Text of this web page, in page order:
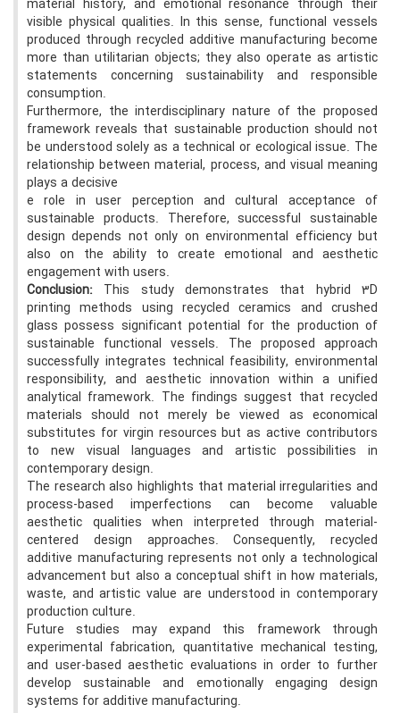
material history, and emotional resonance through their
visible physical qualities. In this sense, functional vessels
produced through recycled additive manufacturing become
more than utilitarian objects; they also operate as artistic
statements concerning sustainability and responsible
consumption.
Furthermore, the interdisciplinary nature of the proposed
framework reveals that sustainable production should not
be understood solely as a technical or ecological issue. The
relationship between material, process, and visual meaning
plays a decisive
e role in user perception and cultural acceptance of
sustainable products. Therefore, successful sustainable
design depends not only on environmental efficiency but
also on the ability to create emotional and aesthetic
engagement with users.
Conclusion: This study demonstrates that hybrid 3D
printing methods using recycled ceramics and crushed
glass possess significant potential for the production of
sustainable functional vessels. The proposed approach
successfully integrates technical feasibility, environmental
responsibility, and aesthetic innovation within a unified
analytical framework. The findings suggest that recycled
materials should not merely be viewed as economical
substitutes for virgin resources but as active contributors
to new visual languages and artistic possibilities in
contemporary design.
The research also highlights that material irregularities and
process-based imperfections can become valuable
aesthetic qualities when interpreted through material-
centered design approaches. Consequently, recycled
additive manufacturing represents not only a technological
advancement but also a conceptual shift in how materials,
waste, and artistic value are understood in contemporary
production culture.
Future studies may expand this framework through
experimental fabrication, quantitative mechanical testing,
and user-based aesthetic evaluations in order to further
develop sustainable and emotionally engaging design
systems for additive manufacturing.